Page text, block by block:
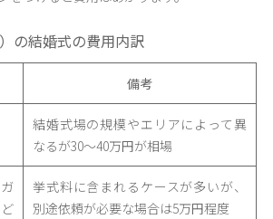
の結婚式の費用内訳
備考
結婚式場の規模やエリアによって異
なるが30〜40万円が相場
挙式料に含まれるケースが多いが、
別途依頼が必要な場合は5万円程度